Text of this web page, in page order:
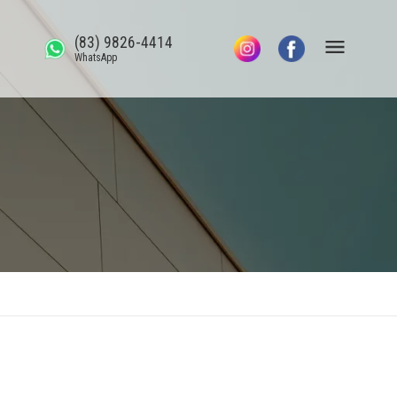
(83) 9826-4414
WhatsApp